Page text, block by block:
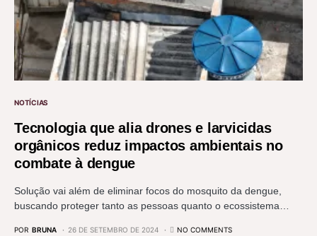
NOTÍCIAS
Tecnologia que alia drones e larvicidas
orgânicos reduz impactos ambientais no
combate à dengue
Solução vai além de eliminar focos do mosquito da dengue,
buscando proteger tanto as pessoas quanto o ecossistema…
POR BRUNA 26 DE SETEMBRO DE 2024 NO COMMENTS